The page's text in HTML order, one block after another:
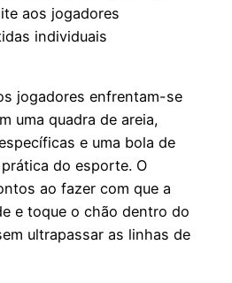
aos jogadores
individuais
jogadores enfrentam-se
uma quadra de areia,
e uma bola de
do esporte. O
ao fazer com que a
e toque o chão dentro do
ultrapassar as linhas de